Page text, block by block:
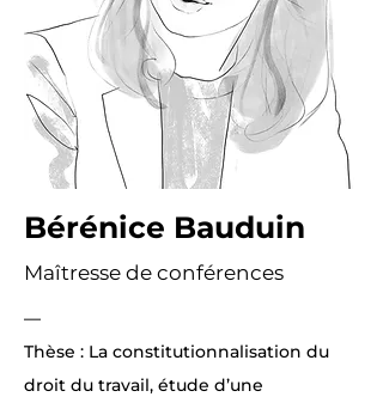
Bérénice Bauduin
Maîtresse de conférences
—
Thèse : La constitutionnalisation du
droit du travail, étude d’une